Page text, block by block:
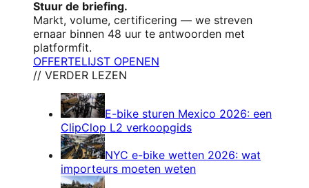
Stuur de briefing.
Markt, volume, certificering — we streven
ernaar binnen 48 uur te antwoorden met
platformfit.
OFFERTELIJST OPENEN
// VERDER LEZEN
E-bike sturen Mexico 2026: een
ClipClop L2 verkoopgids
NYC e-bike wetten 2026: wat
importeurs moeten weten